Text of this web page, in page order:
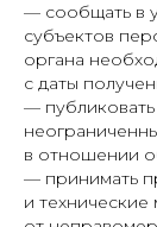
— сообщать в
субъектов
органа
с даты
—
в отношении
— принимать
и